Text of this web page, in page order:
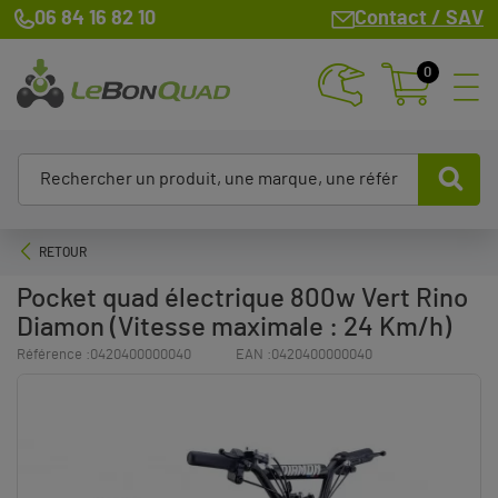
06 84 16 82 10 Contact / SAV
0
RETOUR
Pocket quad électrique 800w Vert Rino
Diamon (Vitesse maximale : 24 Km/h)
Référence :0420400000040 EAN :0420400000040